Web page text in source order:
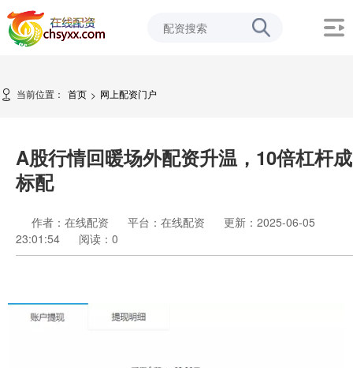
当前位置： 首页 > 网上配资门户
A股行情回暖场外配资升温，10倍杠杆成
标配
作者：在线配资 平台：在线配资
更新：2025-06-05
23:01:54
阅读： 0